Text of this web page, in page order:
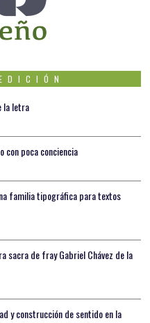
la letra
con poca conciencia
familia tipográfica para textos
sacra de fray Gabriel Chávez de la
y construcción de sentido en la